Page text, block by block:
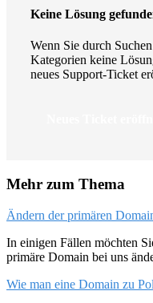
Keine Lösung
Wenn Sie durch
Kategorien keine
neues Support-Ticket
Mehr zum Thema
Ändern der primären
In einigen Fällen möchten
primäre Domain bei uns
Wie man eine Domain zu